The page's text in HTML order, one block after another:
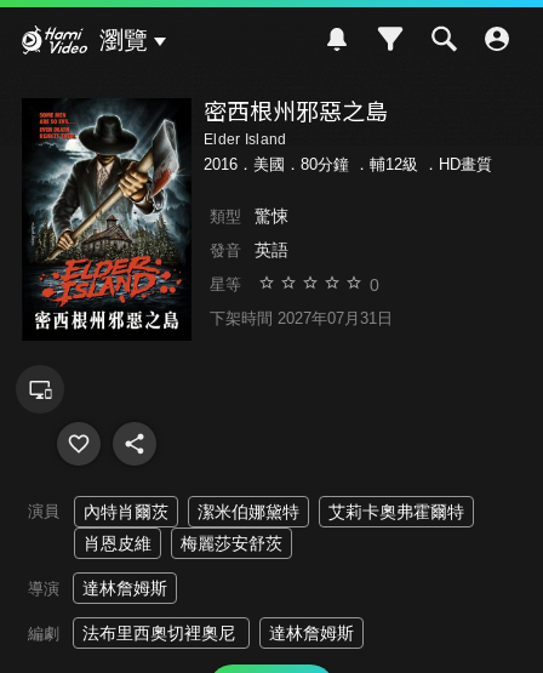
瀏覽
密西根州邪惡之島
Elder Island
2016．美國．80分鐘 ． 輔12級 ．HD畫質
類型 驚悚
發音 英語
星等 0
下架時間 2027年07月31日
演員 內特肖爾茨 潔米伯娜黛特
艾莉卡奧弗霍爾特
肖恩皮維
梅麗莎安舒茨
導演 達林詹姆斯
編劇 法布里西奧切裡奧尼 達林詹姆斯